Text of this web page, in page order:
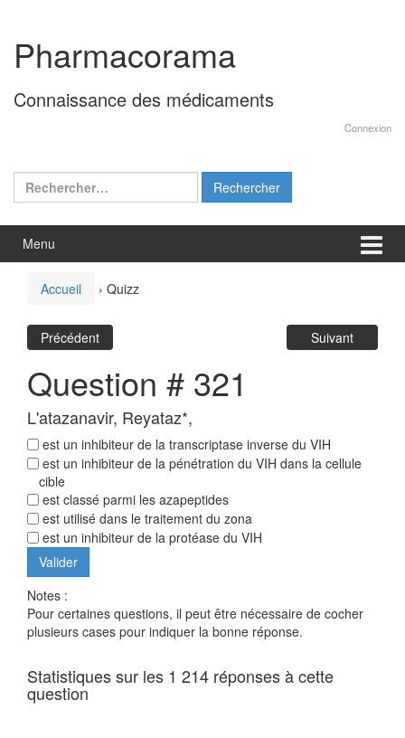
contenu
menu
principal
Pharmacorama
Connaissance des médicaments
Connexion
Rechercher :
Menu
Accueil › Quizz
Précédent Suivant
Question # 321
L'atazanavir, Reyataz*,
est un inhibiteur de la transcriptase inverse du VIH
est un inhibiteur de la pénétration du VIH dans la cellule
cible
est classé parmi les azapeptides
est utilisé dans le traitement du zona
est un inhibiteur de la protéase du VIH
Notes :
Pour certaines questions, il peut être nécessaire de cocher
plusieurs cases pour indiquer la bonne réponse.
Statistiques sur les 1 214 réponses à cette
question